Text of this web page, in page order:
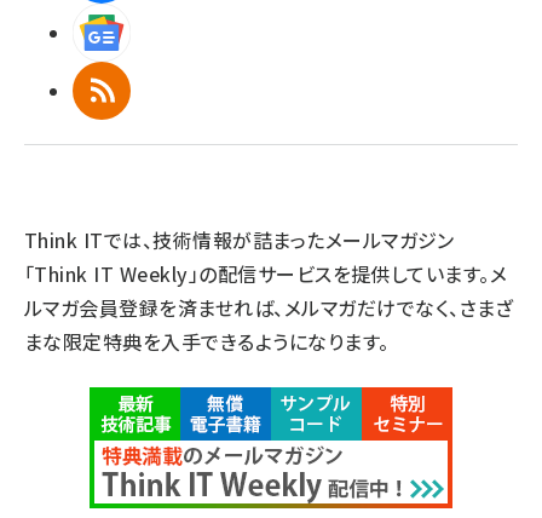
RSS
Think ITでは、技術情報が詰まったメールマガジン
「Think IT Weekly」の配信サービスを提供しています。メ
ルマガ会員登録を済ませれば、メルマガだけでなく、さまざ
まな限定特典を入手できるようになります。